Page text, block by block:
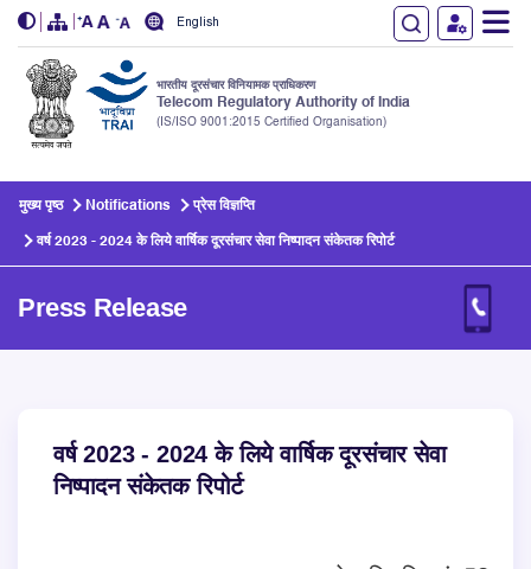
English
भारतीय दूरसंचार विनियामक प्राधिकरण
Telecom Regulatory Authority of India
(IS/ISO 9001:2015 Certified Organisation)
मुख्य पृष्ठ Notifications प्रेस विज्ञप्ति
वर्ष 2023 - 2024 के लिये वार्षिक दूरसंचार सेवा निष्पादन संकेतक रिपोर्ट
Press Release
वर्ष 2023 - 2024 के लिये वार्षिक दूरसंचार सेवा
निष्पादन संकेतक रिपोर्ट